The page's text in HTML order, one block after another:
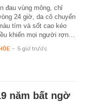
đau vùng mông, chỉ
24 giờ, da cô chuyển
tím và sốt cao kéo
khiến mọi người rợn…
- 5 giờ trước
năm bất ngờ